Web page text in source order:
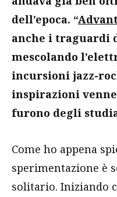
dell’epoca. “
anche i traguardi
mescolando
incursioni jazz-
inspirazioni
furono degli
Come ho appena
sperimentazione è
solitario. Iniziando